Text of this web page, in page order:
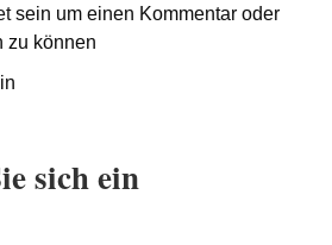
sein um einen Kommentar oder
zu können
sich ein